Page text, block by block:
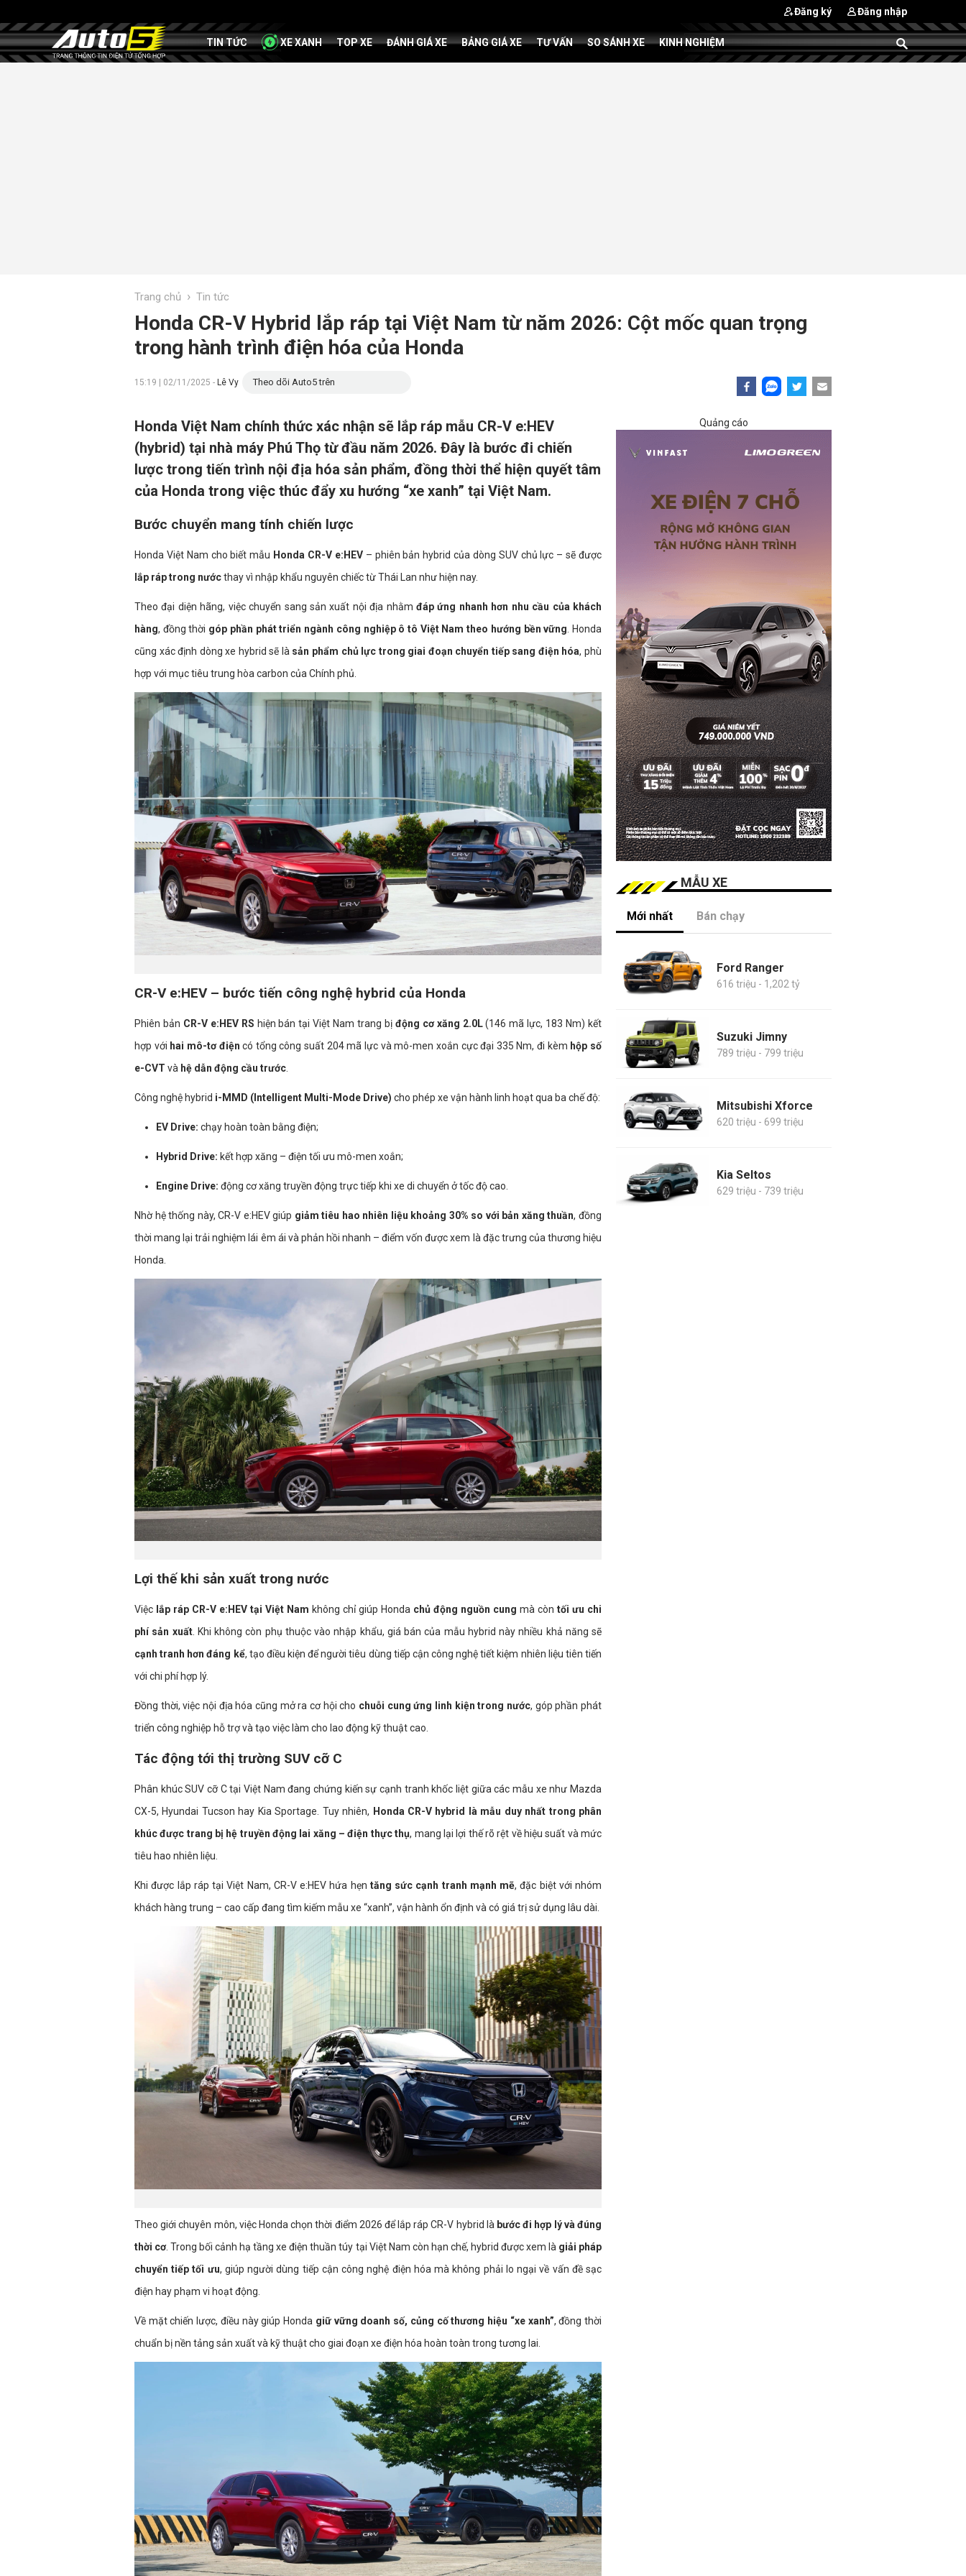
Đăng ký Đăng nhập
TIN TỨC XE XANH TOP XE ĐÁNH GIÁ XE BẢNG GIÁ XE TƯ VẤN SO SÁNH XE KINH NGHIỆM
Trang chủ › Tin tức
Honda CR-V Hybrid lắp ráp tại Việt Nam từ năm 2026: Cột mốc quan trọng
trong hành trình điện hóa của Honda
15:19 | 02/11/2025 - Lê Vy Theo dõi Auto5 trên
Honda Việt Nam chính thức xác nhận sẽ lắp ráp mẫu CR-V e:HEV
(hybrid) tại nhà máy Phú Thọ từ đầu năm 2026. Đây là bước đi chiến
lược trong tiến trình nội địa hóa sản phẩm, đồng thời thể hiện quyết tâm
của Honda trong việc thúc đẩy xu hướng “xe xanh” tại Việt Nam.
Bước chuyển mang tính chiến lược
Honda Việt Nam cho biết mẫu Honda CR-V e:HEV– phiên bản hybrid của dòng SUV chủ lực – sẽ được
lắp ráp trong nướcthay vì nhập khẩu nguyên chiếc từ Thái Lan như hiện nay.
Theo đại diện hãng, việc chuyển sang sản xuất nội địa nhằmđáp ứng nhanh hơn nhu cầu của khách
hàng, đồng thời góp phần phát triển ngành công nghiệp ô tô Việt Nam theo hướng bền vững . Honda
cũng xác định dòng xe hybrid sẽ là sản phẩm chủ lực trong giai đoạn chuyển tiếp sang điện hóa, phù
hợp với mục tiêu trung hòa carbon của Chính phủ.
CR-V e:HEV – bước tiến công nghệ hybrid của Honda
Phiên bản CR-V e:HEV RS hiện bán tại Việt Nam trang bị động cơ xăng 2.0L(146 mã lực, 183 Nm) kết
hợp với hai mô-tơ điện có tổng công suất 204 mã lực và mô-men xoắn cực đại 335 Nm, đi kèm hộp số
e-CVT và hệ dẫn động cầu trước
Công nghệ hybrid i-MMD (Intelligent Multi-Mode Drive) cho phép xe vận hành linh hoạt qua ba chế độ:
EV Drive: chạy hoàn toàn bằng điện;
Hybrid Drive: kết hợp xăng – điện tối ưu mô-men xoắn;
Engine Drive: động cơ xăng truyền động trực tiếp khi xe di chuyển ở tốc độ cao.
Nhờ hệ thống này, CR-V e:HEV giúp giảm tiêu hao nhiên liệu khoảng 30% so với bản xăng thuần, đồng
thời mang lại trải nghiệm lái êm ái và phản hồi nhanh – điểm vốn được xem là đặc trưng của thương hiệu
Honda.
Lợi thế khi sản xuất trong nước
Việc lắp ráp CR-V e:HEV tại Việt Nam không chỉ giúp Honda chủ động nguồn cung mà còn tối ưu chi
phí sản xuất. Khi không còn phụ thuộc vào nhập khẩu, giá bán của mẫu hybrid này nhiều khả năng sẽ
cạnh tranh hơn đáng kể, tạo điều kiện để người tiêu dùng tiếp cận công nghệ tiết kiệm nhiên liệu tiên tiến
với chi phí hợp lý.
Đồng thời, việc nội địa hóa cũng mở ra cơ hội cho chuỗi cung ứng linh kiện trong nước, góp phần phát
triển công nghiệp hỗ trợ và tạo việc làm cho lao động kỹ thuật cao.
Tác động tới thị trường SUV cỡ C
Phân khúc SUV cỡ C tại Việt Nam đang chứng kiến sự cạnh tranh khốc liệt giữa các mẫu xe như Mazda
CX-5, Hyundai Tucson hay Kia Sportage. Tuy nhiên, Honda CR-V hybrid là mẫu duy nhất trong phân
khúc được trang bị hệ truyền động lai xăng – điện thực thụ, mang lại lợi thế rõ rệt về hiệu suất và mức
tiêu hao nhiên liệu.
Khi được lắp ráp tại Việt Nam, CR-V e:HEV hứa hẹn tăng sức cạnh tranh mạnh mẽ, đặc biệt với nhóm
khách hàng trung – cao cấp đang tìm kiếm mẫu xe “xanh”, vận hành ổn định và có giá trị sử dụng lâu dài.
Theo giới chuyên môn, việc Honda chọn thời điểm 2026 để lắp ráp CR-V hybrid là bước đi hợp lý và đúng
thời cơ. Trong bối cảnh hạ tầng xe điện thuần túy tại Việt Nam còn hạn chế, hybrid được xem là giải pháp
chuyển tiếp tối ưu, giúp người dùng tiếp cận công nghệ điện hóa mà không phải lo ngại về vấn đề sạc
điện hay phạm vi hoạt động.
Về mặt chiến lược, điều này giúp Honda giữ vững doanh số, củng cố thương hiệu “xe xanh”, đồng thời
chuẩn bị nền tảng sản xuất và kỹ thuật cho giai đoạn xe điện hóa hoàn toàn trong tương lai.
Quảng cáo
MẪU XE
Mới nhất Bán chạy
Ford Ranger
616 triệu - 1,202 tỷ
Suzuki Jimny
789 triệu - 799 triệu
Mitsubishi Xforce
620 triệu - 699 triệu
Kia Seltos
629 triệu - 739 triệu